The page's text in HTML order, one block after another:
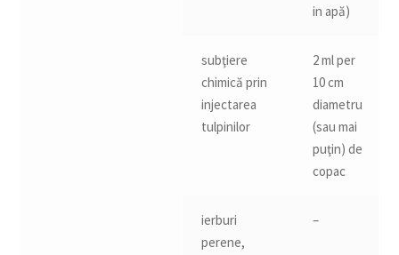
in apă)
subţiere
chimică prin
injectarea
tulpinilor
2 ml per
10 cm
diametru
(sau mai
puţin) de
copac
ierburi
perene,
–